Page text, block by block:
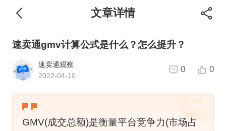
文章详情
速卖通gmv计算公式是什么？怎么提升？
速卖通观察
2022-04-10
0 0
GMV(成交总额)是衡量平台竞争力(市场占